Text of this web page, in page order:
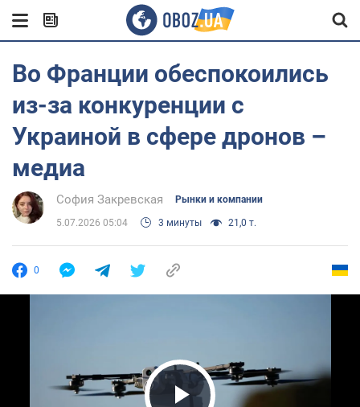
Во Франции обеспокоились
из-за конкуренции с
Украиной в сфере дронов –
медиа
София Закревская Рынки и компании
5.07.2026 05:04 3 минуты 21,0 т.
0